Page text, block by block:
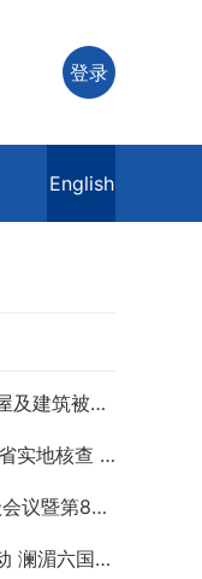
登录
English
卫星影像显示柬泰边境627处房屋及建筑被夷平 人权组织呼吁保护平民财产
东盟观察员继续赴柬埔寨柏威夏省实地核查 走访遭袭柬埔寨平民村庄
第23届东盟公共服务事务部长级会议暨第8届东盟与中日韩公共服务事务部长级会议在柬埔寨暹粒开幕
“澜湄和平之舟”项目在柬埔寨启动 澜湄六国青年共话和平与发展